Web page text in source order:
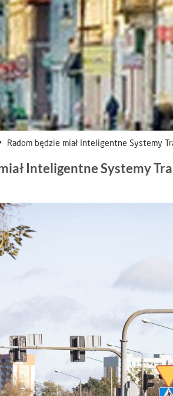
Radom będzie miał Inteligentne Systemy
Inteligentne Systemy